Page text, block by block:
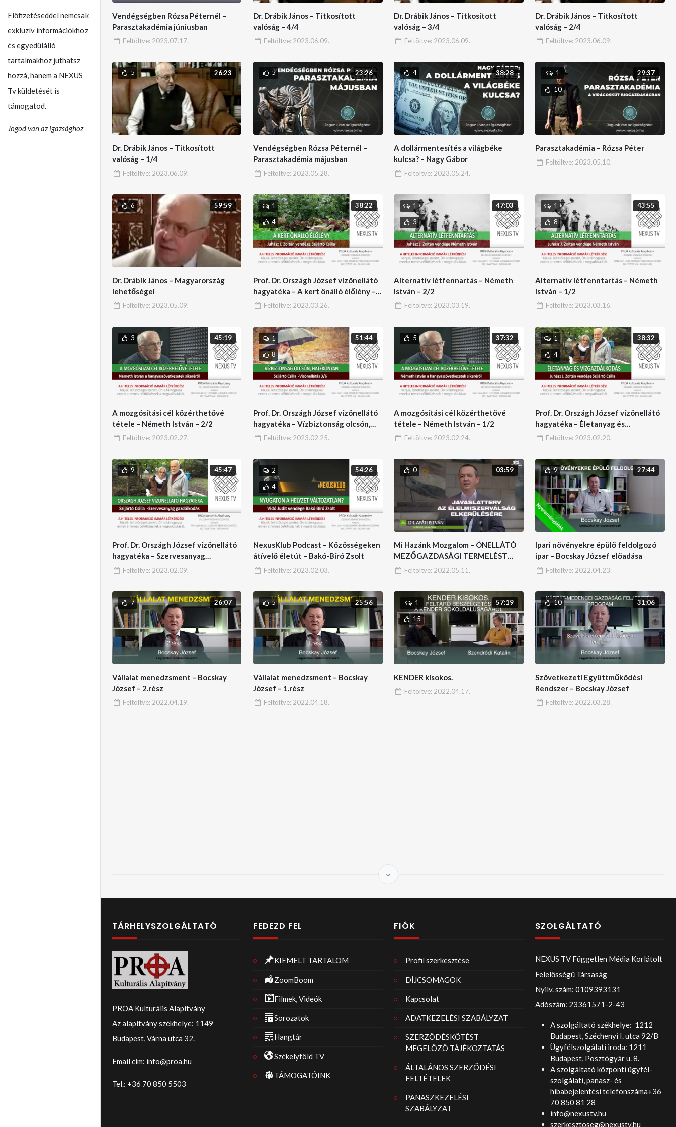
Előfizetéseddel nemcsak
exkluzív információkhoz
és egyedülálló
tartalmakhoz juthatsz
hozzá, hanem a NEXUS
Tv küldetését is
támogatod.
Jogod van az igazsághoz
Vendégségben Rózsa Péternél –
Parasztakadémia júniusban
Feltöltve: 2023.07.17.
Dr. Drábik János – Titkosított
valóság – 4/4
Feltöltve: 2023.06.09.
Dr. Drábik János – Titkosított
valóság – 3/4
Feltöltve: 2023.06.09.
Dr. Drábik János – Titkosított
valóság – 2/4
Feltöltve: 2023.06.09.
26:23
5
Dr. Drábik János – Titkosított
valóság – 1/4
Feltöltve: 2023.06.09.
23:26
5
Vendégségben Rózsa Péternél –
Parasztakadémia májusban
Feltöltve: 2023.05.28.
38:28
4
A dollármentesítés a világbéke
kulcsa? – Nagy Gábor
Feltöltve: 2023.05.24.
29:37
1
10
Parasztakadémia – Rózsa Péter
Feltöltve: 2023.05.10.
59:59
6
Dr. Drábik János – Magyarország
lehetőségei
Feltöltve: 2023.05.09.
38:22
1
4
Prof. Dr. Országh József vízönellátó
hagyatéka – A kert önálló élőlény –
Szijártó Csilla – 4/6
Feltöltve: 2023.03.26.
47:03
1
3
Alternatív létfennartás – Németh
István – 2/2
Feltöltve: 2023.03.19.
43:55
1
8
Alternatív létfenntartás – Németh
István – 1/2
Feltöltve: 2023.03.16.
45:19
3
A mozgósítási cél közérthetővé
tétele – Németh István – 2/2
Feltöltve: 2023.02.27.
51:44
1
8
Prof. Dr. Országh József vízönellátó
hagyatéka – Vízbiztonság olcsón,
hatékonyan – Szijártó Csilla – 3/6
Feltöltve: 2023.02.25.
37:32
5
A mozgósítási cél közérthetővé
tétele – Németh István – 1/2
Feltöltve: 2023.02.24.
38:32
1
4
Prof. Dr. Országh József vízönellátó
hagyatéka – Életanyag és
vízgazdálkodás – Szijártó Csilla – 2/6
Feltöltve: 2023.02.20.
45:47
9
Prof. Dr. Országh József vízönellátó
hagyatéka – Szervesanyag
gazdálkodás – Szijártó Csilla – 1/6
Feltöltve: 2023.02.09.
54:26
2
4
NexusKlub Podcast – Közösségeken
átívelő életút – Bakó-Bíró Zsolt
Feltöltve: 2023.02.03.
03:59
0
Mi Hazánk Mozgalom – ÖNELLÁTÓ
MEZŐGAZDASÁGI TERMELÉST
SEGÍTŐ JAVASLATTERV
Feltöltve: 2022.05.11.
27:44
9
Ipari növényekre épülő feldolgozó
ipar – Bocskay József előadása
Feltöltve: 2022.04.23.
26:07
7
Vállalat menedzsment – Bocskay
József – 2.rész
Feltöltve: 2022.04.19.
25:56
5
Vállalat menedzsment – Bocskay
József – 1.rész
Feltöltve: 2022.04.18.
57:19
1
15
KENDER kisokos.
Feltöltve: 2022.04.17.
31:06
10
Szövetkezeti Együttműködési
Rendszer – Bocskay József
Feltöltve: 2022.03.28.
TÁRHELYSZOLGÁLTATÓ
PROA Kulturális Alapítvány
Az alapítvány székhelye: 1149
Budapest, Várna utca 32.
Email cím: info@proa.hu
Tel.: +36 70 850 5503
FEDEZD FEL
KIEMELT TARTALOM
ZoomBoom
Filmek, Videók
Sorozatok
Hangtár
Székelyföld TV
TÁMOGATÓINK
FIÓK
Profil szerkesztése
DÍJCSOMAGOK
Kapcsolat
ADATKEZELÉSI SZABÁLYZAT
SZERZŐDÉSKÖTÉST
MEGELŐZŐ TÁJÉKOZTATÁS
ÁLTALÁNOS SZERZŐDÉSI
FELTÉTELEK
PANASZKEZELÉSI
SZABÁLYZAT
SZOLGÁLTATÓ
NEXUS TV Független Média Korlátolt
Felelősségű Társaság
Nyilv. szám: 0109393131
Adószám: 23361571-2-43
A szolgáltató székhelye: 1212
Budapest, Széchenyi I. utca 92/B
Ügyfélszolgálati iroda: 1211
Budapest, Posztógyár u. 8.
A szolgáltató központi ügyfél-
szolgálati, panasz- és
hibabejelentési telefonszáma+36
70 850 81 28
info@nexustv.hu
szerkesztoseg@nexustv.hu